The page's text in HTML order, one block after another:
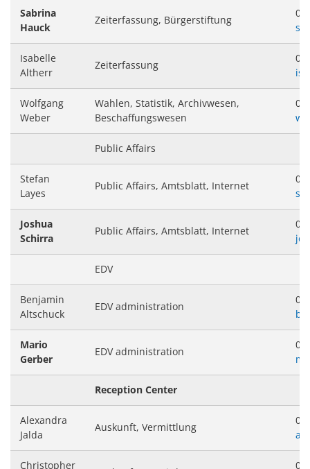
Sabrina
Hauck
Zeiterfassung, Bürgerstiftung
Isabelle
Altherr
Zeiterfassung
Wolfgang
Weber
Wahlen, Statistik, Archivwesen,
Beschaffungswesen
Public Affairs
Stefan
Layes
Public Affairs, Amtsblatt, Internet
Joshua
Schirra
Public Affairs, Amtsblatt, Internet
EDV
Benjamin
Altschuck
EDV administration
Mario
Gerber
EDV administration
Reception Center
Alexandra
Jalda
Auskunft, Vermittlung
Christopher